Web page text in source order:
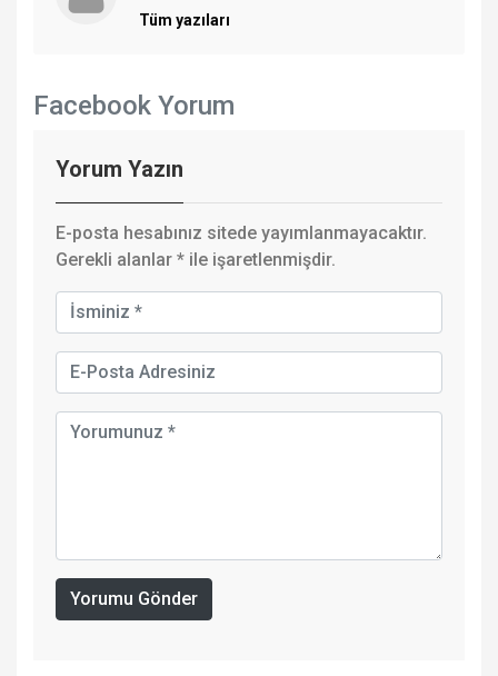
Tüm yazıları
Facebook Yorum
Yorum Yazın
E-posta hesabınız sitede yayımlanmayacaktır.
Gerekli alanlar * ile işaretlenmişdir.
Yorumu Gönder